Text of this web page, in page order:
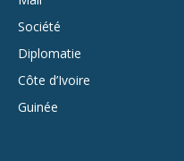
Société
Diplomatie
Côte d’Ivoire
Guinée